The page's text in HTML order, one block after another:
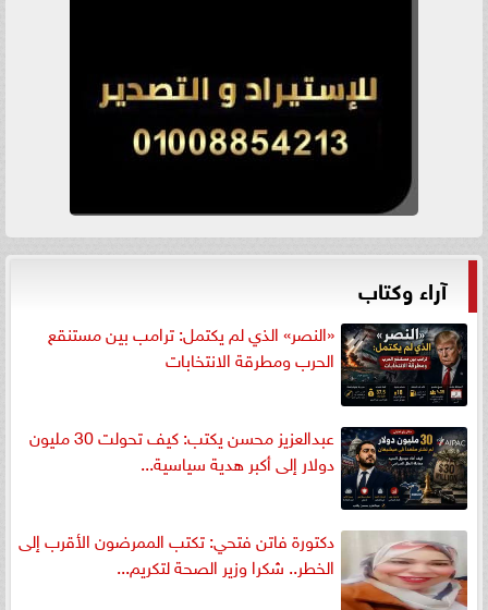
آراء وكتاب
«النصر» الذي لم يكتمل: ترامب بين مستنقع
الحرب ومطرقة الانتخابات
عبدالعزيز محسن يكتب: كيف تحولت 30 مليون
دولار إلى أكبر هدية سياسية...
دكتورة فاتن فتحي: تكتب الممرضون الأقرب إلى
الخطر.. شكرا وزير الصحة لتكريم...